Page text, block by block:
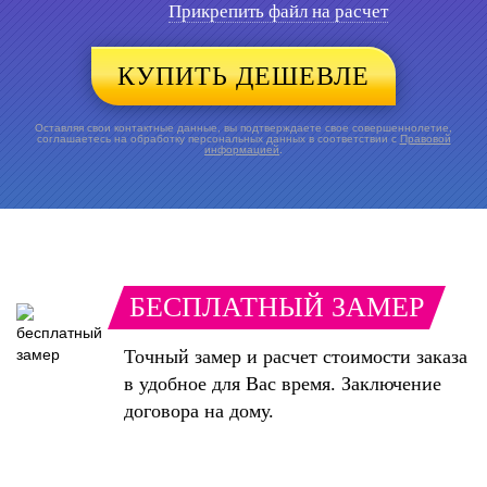
Прикрепить файл на расчет
КУПИТЬ ДЕШЕВЛЕ
Оставляя свои контактные данные, вы подтверждаете свое совершеннолетие,
соглашаетесь на обработку персональных данных в соответствии с Правовой
информацией.
БЕСПЛАТНЫЙ ЗАМЕР
Точный замер и расчет стоимости заказа
в удобное для Вас время. Заключение
договора на дому.